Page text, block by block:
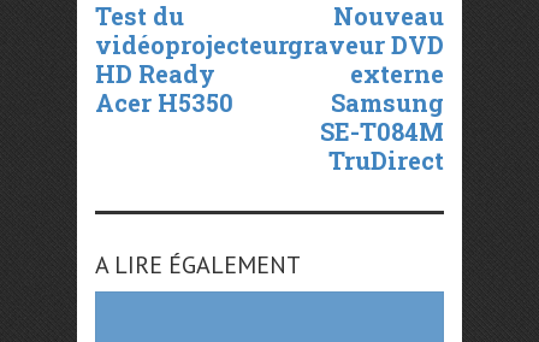
Test du
vidéoprojecteur
HD Ready
Acer H5350
Nouveau
graveur DVD
externe
Samsung
SE-T084M
TruDirect
A LIRE ÉGALEMENT